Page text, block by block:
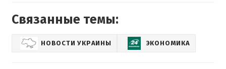
Связанные темы:
НОВОСТИ УКРАИНЫ ЭКОНОМИКА